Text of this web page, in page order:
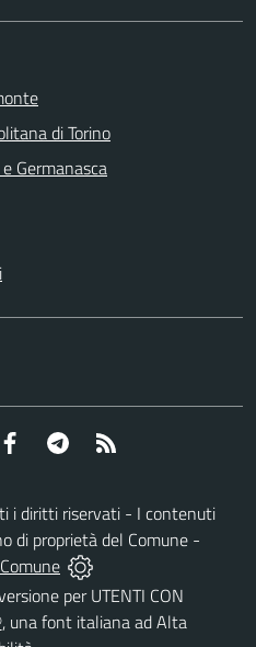
di Torino
Germanasca
Facebook Telegram
i diritti riservati - I contenuti
di proprietà del Comune -
per UTENTI CON
, una font italiana ad Alta